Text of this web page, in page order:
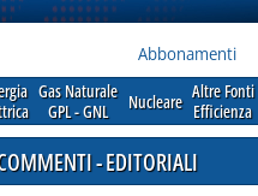
Abbonamenti
Gas Naturale
GPL - GNL
Nucleare Altre Fonti
Efficienza
- EDITORIALI